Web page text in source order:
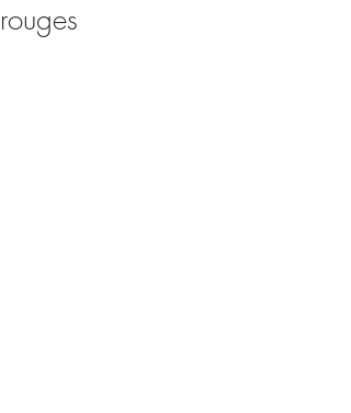
rouges